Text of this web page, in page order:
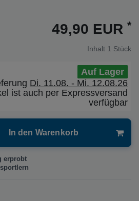
49,90 EUR *
Inhalt 1 Stück
Auf Lager
Di. 11.08. - Mi. 12.08.26
ist auch per Expressversand
verfügbar
In den Warenkorb
erprobt